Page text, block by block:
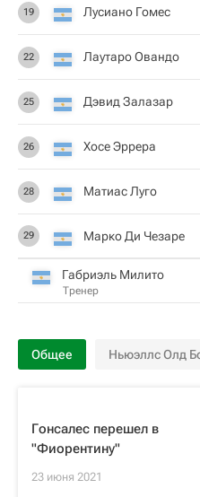
19 Лусиано Гомес
22 Лаутаро Овандо
25 Дэвид Залазар
26 Хосе Эррера
28 Матиас Луго
29 Марко Ди Чезаре
Габриэль Милито
Тренер
Общее Ньюэллс Олд
Гонсалес перешел в
"Фиорентину"
23 июня 2021